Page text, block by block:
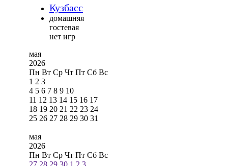
Кузбасс
домашняя
гостевая
нет игр
мая
2026
Пн Вт Ср Чт Пт Сб Вс
1 2 3
4 5 6 7 8 9 10
11 12 13 14 15 16 17
18 19 20 21 22 23 24
25 26 27 28 29 30 31
мая
2026
Пн Вт Ср Чт Пт Сб Вс
27 28 29 30 1 2 3